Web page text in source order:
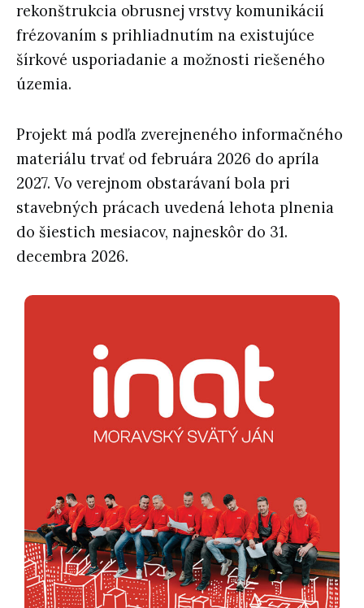
rekonštrukcia obrusnej vrstvy komunikácií
frézovaním s prihliadnutím na existujúce
šírkové usporiadanie a možnosti riešeného
územia.
Projekt má podľa zverejneného informačného
materiálu trvať od februára 2026 do apríla
2027. Vo verejnom obstarávaní bola pri
stavebných prácach uvedená lehota plnenia
do šiestich mesiacov, najneskôr do 31.
decembra 2026.